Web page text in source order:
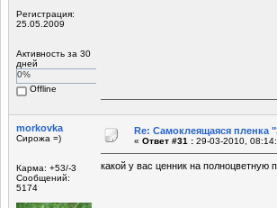
Регистрация:
25.05.2009
Активность за 30
дней
0%
Offline
morkovka
Сирожа =)
Карма: +53/-3
Сообщений:
5174
Re: Самоклеящаяся пленка
« Ответ #31 : 29-03-2010,
какой у вас ценник на полноцветную